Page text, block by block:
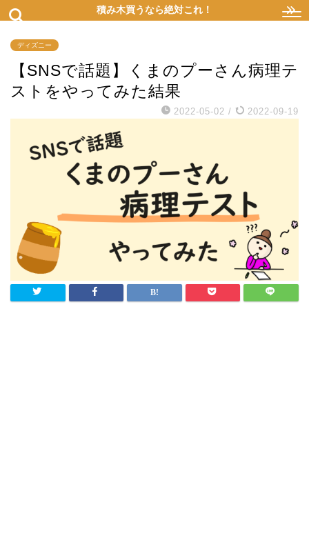
積み木買うなら絶対これ！
ディズニー
【SNSで話題】くまのプーさん病理テ
ストをやってみた結果
2022-05-02 / 2022-09-19